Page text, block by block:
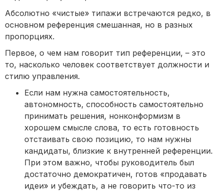
Абсолютно «чистые» типажи встречаются редко, в
основном референция смешанная, но в разных
пропорциях.
Первое, о чем нам говорит тип референции, – это
то, насколько человек соответствует должности и
стилю управления.
Если нам нужна самостоятельность,
автономность, способность самостоятельно
принимать решения, нонконформизм в
хорошем смысле слова, то есть готовность
отстаивать свою позицию, то нам нужны
кандидаты, близкие к внутренней референции.
При этом важно, чтобы руководитель был
достаточно демократичен, готов «продавать
идеи» и убеждать, а не говорить что-то из